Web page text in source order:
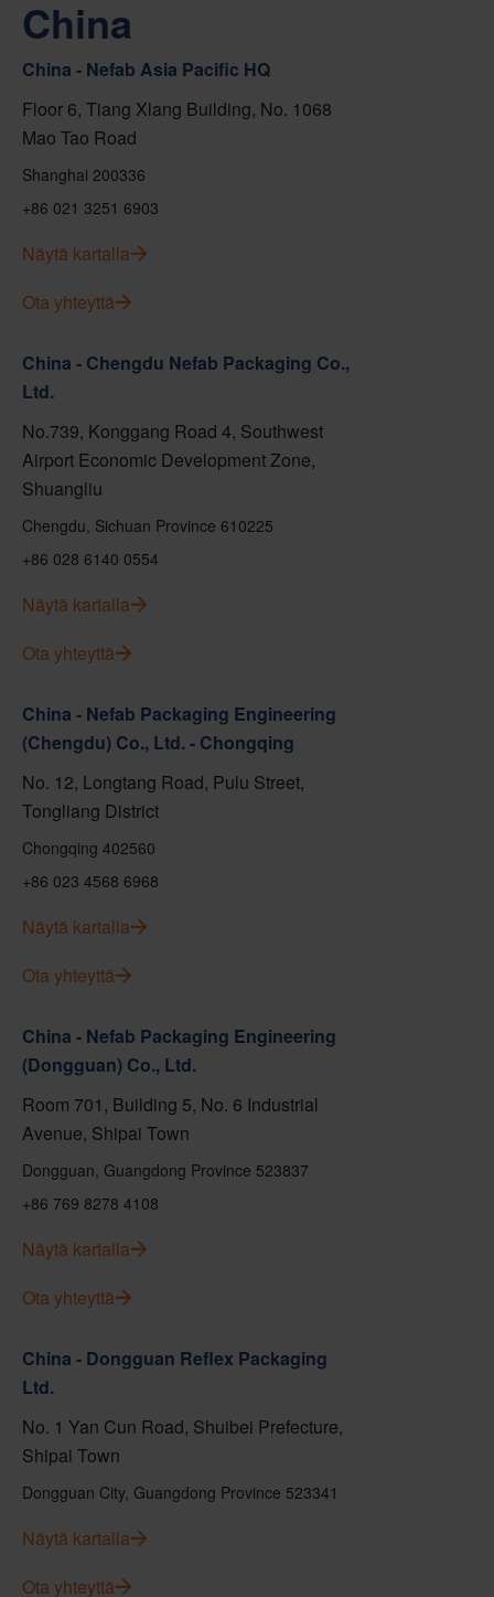
China
China - Nefab Asia Pacific HQ
Floor 6, Tiang Xlang Building, No. 1068
Mao Tao Road
Shanghai 200336
+86 021 3251 6903
Näytä kartalla
Ota yhteyttä
China - Chengdu Nefab Packaging Co.,
Ltd.
No.739, Konggang Road 4, Southwest
Airport Economic Development Zone,
Shuangliu
Chengdu, Sichuan Province 610225
+86 028 6140 0554
Näytä kartalla
Ota yhteyttä
China - Nefab Packaging Engineering
(Chengdu) Co., Ltd. - Chongqing
No. 12, Longtang Road, Pulu Street,
Tongliang District
Chongqing 402560
+86 023 4568 6968
Näytä kartalla
Ota yhteyttä
China - Nefab Packaging Engineering
(Dongguan) Co., Ltd.
Room 701, Building 5, No. 6 Industrial
Avenue, Shipai Town
Dongguan, Guangdong Province 523837
+86 769 8278 4108
Näytä kartalla
Ota yhteyttä
China - Dongguan Reflex Packaging
Ltd.
No. 1 Yan Cun Road, Shuibei Prefecture,
Shipai Town
Dongguan City, Guangdong Province 523341
Näytä kartalla
Ota yhteyttä